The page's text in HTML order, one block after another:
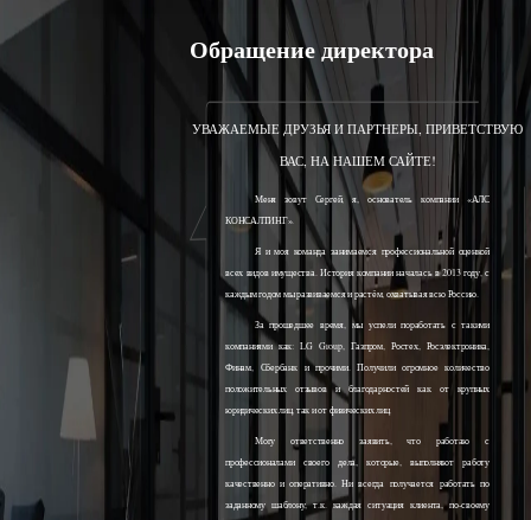
Обращение директора
УВАЖАЕМЫЕ ДРУЗЬЯ И ПАРТНЕРЫ, ПРИВЕТСТВУЮ
ВАС, НА НАШЕМ САЙТЕ!
Меня зовут Сергей, я, основатель компании «АЛС
КОНСАЛТИНГ».
Я и моя команда занимаемся профессиональной оценкой
всех видов имущества. История компании началась в 2013 году, с
каждым годом мы развиваемся и растём, охватывая всю Россию.
За прошедшее время, мы успели поработать с такими
компаниями как: LG Group, Газпром, Ростех, Росэлектроника,
Финам, Сбербанк и прочими. Получили огромное количество
положительных отзывов и благодарностей как от крупных
юридических лиц, так и от физических лиц.
Могу ответственно заявить, что работаю с
профессионалами своего дела, которые, выполняют работу
качественно и оперативно. Ни всегда получается работать по
заданному шаблону, т.к. каждая ситуация клиента, по-своему